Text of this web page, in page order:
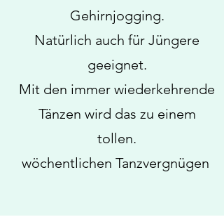
Gehirnjogging.
Natürlich auch für Jüngere
geeignet.
Mit den immer wiederkehrende
Tänzen wird das zu einem
tollen.
wöchentlichen Tanzvergnügen